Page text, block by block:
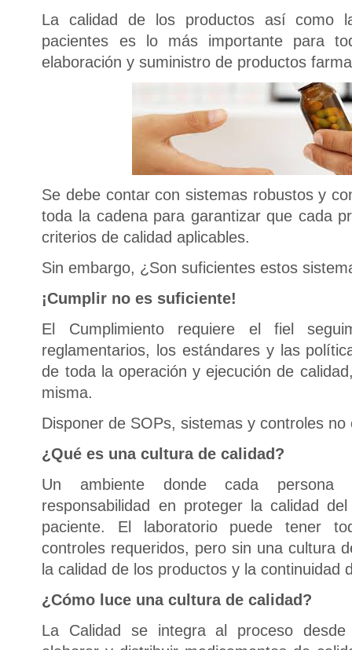
La calidad de los productos así como
pacientes es lo más importante para
elaboración y suministro de productos
Se debe contar con sistemas robustos y
toda la cadena para garantizar que cada
criterios de calidad aplicables.
Sin embargo, ¿Son suficientes estos
¡Cumplir no es suficiente!
El Cumplimiento requiere el fiel
reglamentarios, los estándares y las
de toda la operación y ejecución de
misma.
Disponer de SOPs, sistemas y controles no
¿Qué es una cultura de calidad?
Un ambiente donde cada persona
responsabilidad en proteger la calidad
paciente. El laboratorio puede tener
controles requeridos, pero sin una cultura
la calidad de los productos y la continuidad
¿Cómo luce una cultura de calidad?
La Calidad se integra al proceso